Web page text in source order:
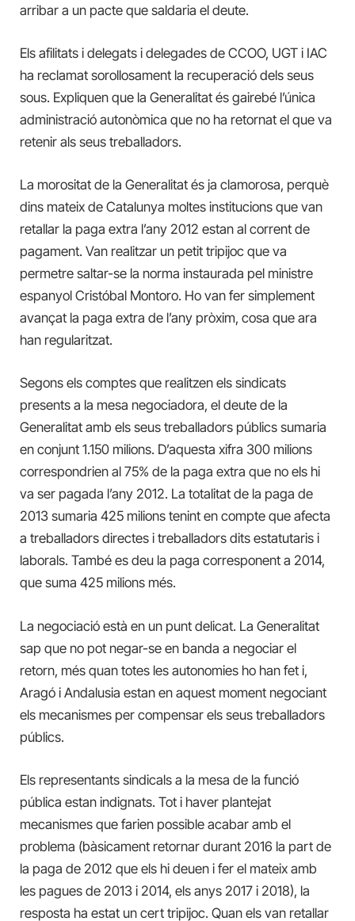
arribar a un pacte que saldaria el deute.
Els afilitats i delegats i delegades de CCOO, UGT i IAC
ha reclamat sorollosament la recuperació dels seus
sous. Expliquen que la Generalitat és gairebé l’única
administració autonòmica que no ha retornat el que va
retenir als seus treballadors.
La morositat de la Generalitat és ja clamorosa, perquè
dins mateix de Catalunya moltes institucions que van
retallar la paga extra l’any 2012 estan al corrent de
pagament. Van realitzar un petit tripijoc que va
permetre saltar-se la norma instaurada pel ministre
espanyol Cristóbal Montoro. Ho van fer simplement
avançat la paga extra de l’any pròxim, cosa que ara
han regularitzat.
Segons els comptes que realitzen els sindicats
presents a la mesa negociadora, el deute de la
Generalitat amb els seus treballadors públics sumaria
en conjunt 1.150 milions. D’aquesta xifra 300 milions
correspondrien al 75% de la paga extra que no els hi
va ser pagada l’any 2012. La totalitat de la paga de
2013 sumaria 425 milions tenint en compte que afecta
a treballadors directes i treballadors dits estatutaris i
laborals. També es deu la paga corresponent a 2014,
que suma 425 milions més.
La negociació està en un punt delicat. La Generalitat
sap que no pot negar-se en banda a negociar el
retorn, més quan totes les autonomies ho han fet i,
Aragó i Andalusia estan en aquest moment negociant
els mecanismes per compensar els seus treballadors
públics.
Els representants sindicals a la mesa de la funció
pública estan indignats. Tot i haver plantejat
mecanismes que farien possible acabar amb el
problema (bàsicament retornar durant 2016 la part de
la paga de 2012 que els hi deuen i fer el mateix amb
les pagues de 2013 i 2014, els anys 2017 i 2018), la
resposta ha estat un cert tripijoc. Quan els van retallar